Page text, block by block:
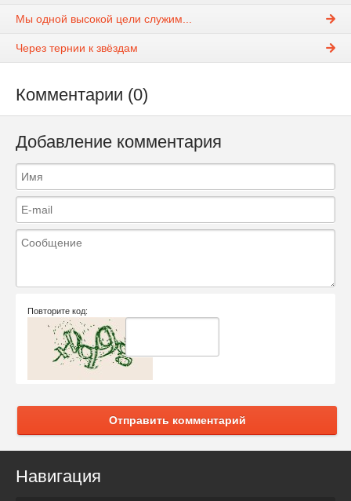
Мы одной высокой цели служим...
Через тернии к звёздам
Комментарии (0)
Добавление комментария
Повторите код:
Отправить комментарий
Навигация